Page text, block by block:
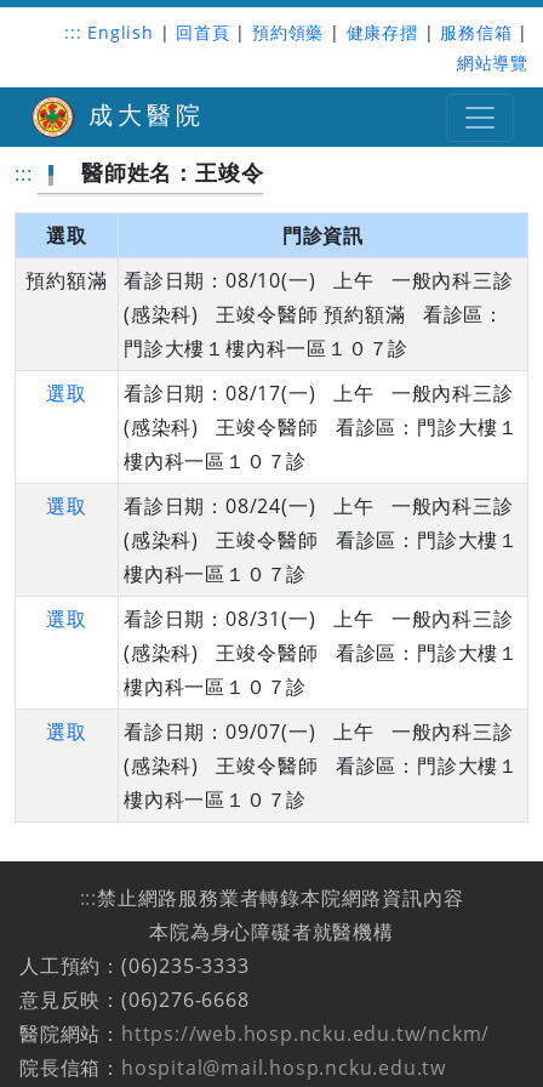
::: English | 回首頁 | 預約領藥 | 健康存摺 | 服務信箱 |
網站導覽
成大醫院
::: 醫師姓名：王竣令
選取
門診資訊
預約額滿
看診日期：08/10(一) 上午 一般內科三診
(感染科) 王竣令醫師 預約額滿 看診區：
門診大樓１樓內科一區１０７診
選取
看診日期：08/17(一) 上午 一般內科三診
(感染科) 王竣令醫師 看診區：門診大樓１
樓內科一區１０７診
選取
看診日期：08/24(一) 上午 一般內科三診
(感染科) 王竣令醫師 看診區：門診大樓１
樓內科一區１０７診
選取
看診日期：08/31(一) 上午 一般內科三診
(感染科) 王竣令醫師 看診區：門診大樓１
樓內科一區１０７診
選取
看診日期：09/07(一) 上午 一般內科三診
(感染科) 王竣令醫師 看診區：門診大樓１
樓內科一區１０７診
:::禁止網路服務業者轉錄本院網路資訊內容
本院為身心障礙者就醫機構
人工預約：(06)235-3333
意見反映：(06)276-6668
醫院網站： https://web.hosp.ncku.edu.tw/nckm/
院長信箱： hospital@mail.hosp.ncku.edu.tw